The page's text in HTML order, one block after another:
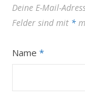
Deine E-Mail-
Felder sind mit *
Name *